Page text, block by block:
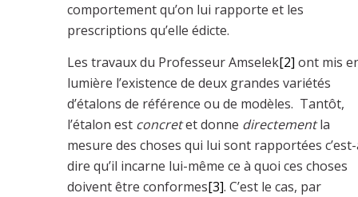
comportement qu’on lui rapporte et les
prescriptions qu’elle édicte.
Les travaux du Professeur Amselek[2] ont mis
lumière l’existence de deux grandes variétés
d’étalons de référence ou de modèles. Tantôt,
l’étalon est concretet donne directementla
mesure des choses qui lui sont rapportées
dire qu’il incarne lui-même ce à quoi ces choses
doivent être conformes[3]. C’est le cas, par